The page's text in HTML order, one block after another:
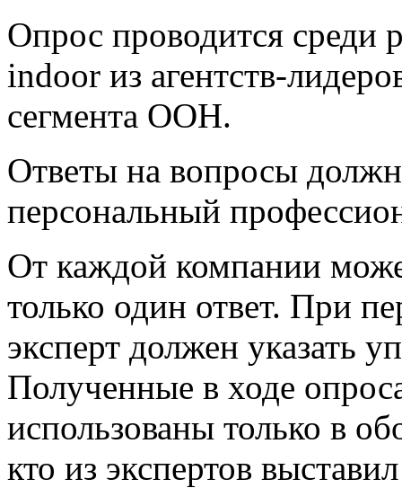
Опрос проводится среди
indoor из агентств-
сегмента OOH.
Ответы на вопросы
персональный
От каждой компании
только один ответ. При
эксперт должен указать
Полученные в ходе
использованы только в
кто из экспертов